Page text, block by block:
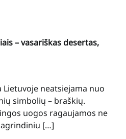
– vasariškas desertas,
neatsiejama nuo
simbolių – braškių.
uogos ragaujamos ne
[…]